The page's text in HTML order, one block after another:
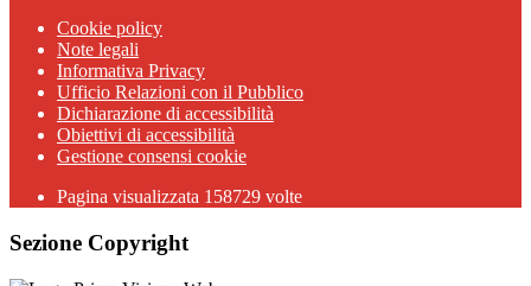
Cookie policy
Note legali
Informativa Privacy
Ufficio Relazioni con il Pubblico
Dichiarazione di accessibilità
Obiettivi di accessibilità
Gestione consensi cookie
Pagina visualizzata 158729 volte
Sezione Copyright